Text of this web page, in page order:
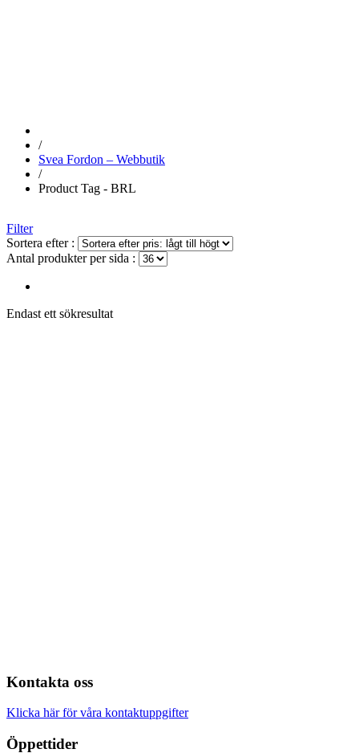
/
Svea Fordon – Webbutik
/
Product Tag - BRL
Filter
Sortera efter :
Antal produkter per sida :
Endast ett sökresultat
Kontakta oss
Klicka här för våra kontaktuppgifter
Öppettider